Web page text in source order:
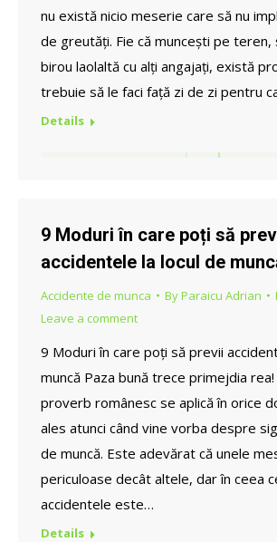
nu există nicio meserie care să nu
de greutăți. Fie că muncești pe teren,
birou laolaltă cu alți angajați, există
trebuie să le faci față zi de zi pentru
Details
9 Moduri în care poți să
accidentele la locul de
Accidente de munca ByParaicu Adrian
Leave a comment
9 Moduri în care poți să previi
muncă Paza bună trece primejdia
proverb românesc se aplică în orice
ales atunci când vine vorba despre
de muncă. Este adevărat că unele
periculoase decât altele, dar în ceea
accidentele este…
Details